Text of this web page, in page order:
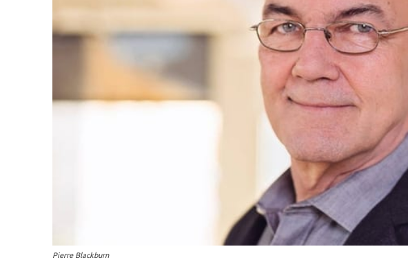
Pierre Blackburn